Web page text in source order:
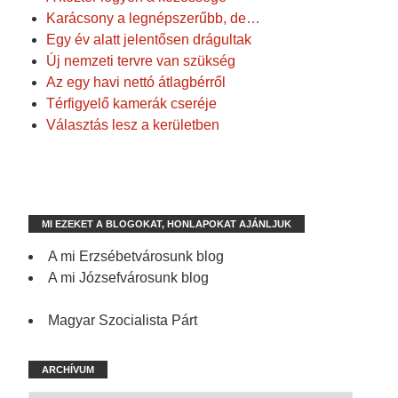
Karácsony a legnépszerűbb, de…
Egy év alatt jelentősen drágultak
Új nemzeti tervre van szükség
Az egy havi nettó átlagbérről
Térfigyelő kamerák cseréje
Választás lesz a kerületben
MI EZEKET A BLOGOKAT, HONLAPOKAT AJÁNLJUK
A mi Erzsébetvárosunk blog
A mi Józsefvárosunk blog
Magyar Szocialista Párt
ARCHÍVUM